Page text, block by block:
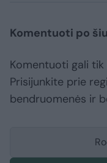
Komentuoti po
Komentuoti gali
Prisijunkite prie
bendruomenės ir